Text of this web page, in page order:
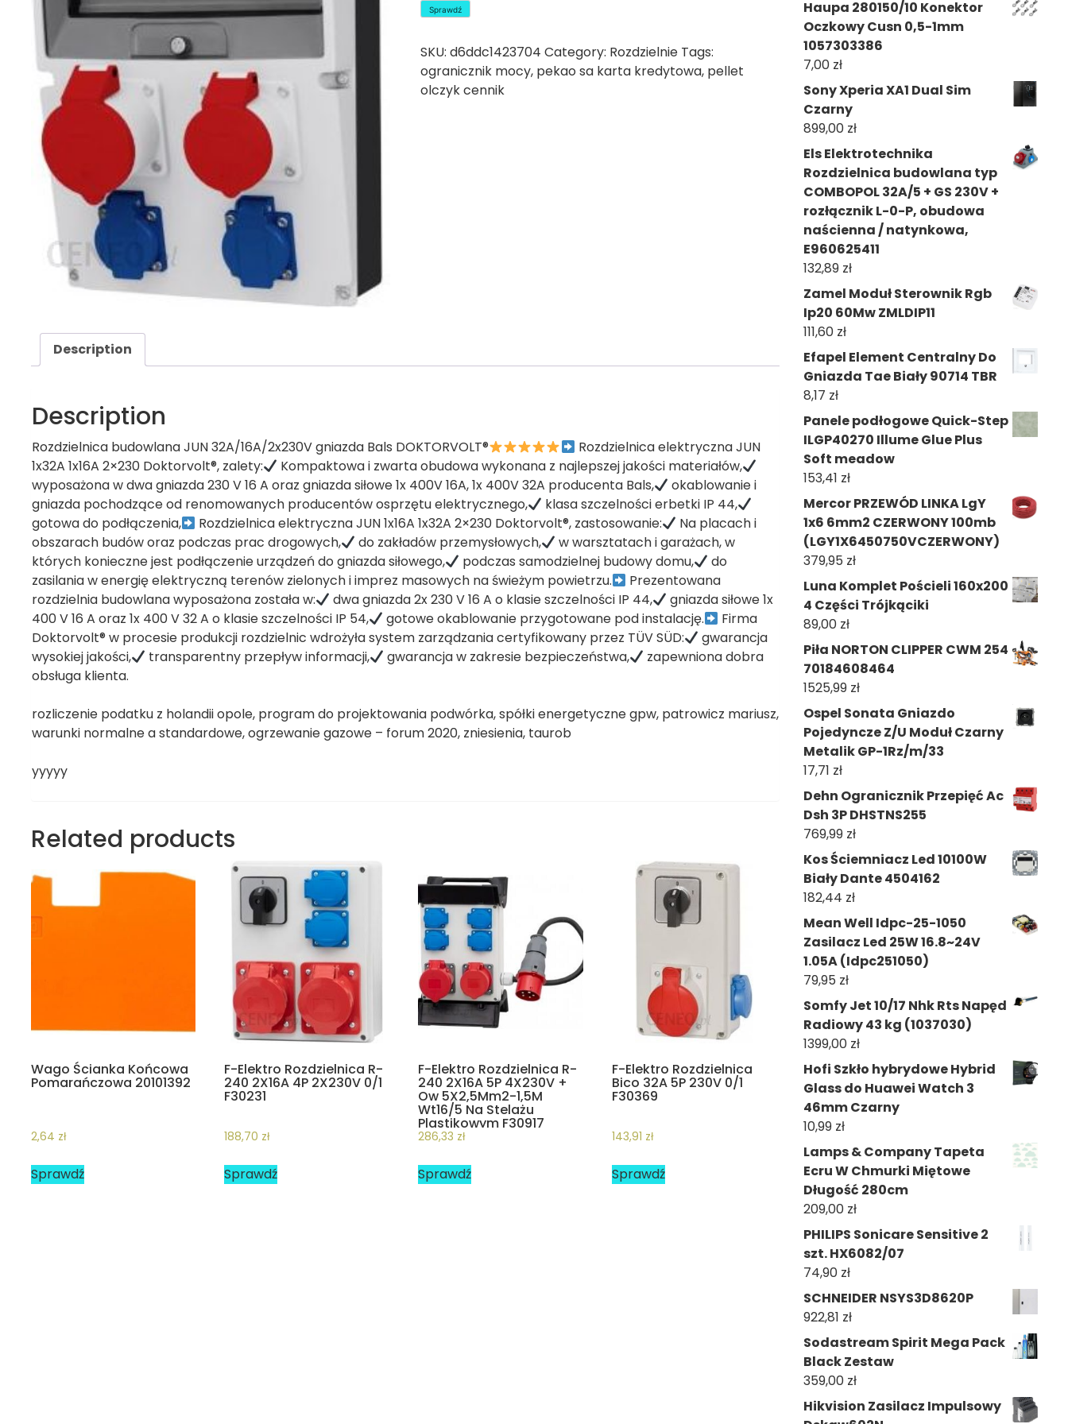
Sprawdź
SKU: d6ddc1423704 Category: Rozdzielnie Tags:
ogranicznik mocy, pekao sa karta kredytowa, pellet
olczyk cennik
Description
Description
Rozdzielnica budowlana JUN 32A/16A/2x230V gniazda Bals DOKTORVOLT®
Rozdzielnica elektryczna JUN
1x32A 1x16A 2×230 Doktorvolt®, zalety:
Kompaktowa i zwarta obudowa wykonana z najlepszej jakości materiałów,
wyposażona w dwa gniazda 230 V 16 A oraz gniazda siłowe 1x 400V 16A, 1x 400V 32A producenta Bals,
okablowanie i
gniazda pochodzące od renomowanych producentów osprzętu elektrycznego,
klasa szczelności erbetki IP 44,
gotowa do podłączenia,
Rozdzielnica elektryczna JUN 1x16A 1x32A 2×230 Doktorvolt®, zastosowanie:
Na placach i
obszarach budów oraz podczas prac drogowych,
do zakładów przemysłowych,
w warsztatach i garażach, w
których konieczne jest podłączenie urządzeń do gniazda siłowego,
podczas samodzielnej budowy domu,
do
zasilania w energię elektryczną terenów zielonych i imprez masowych na świeżym powietrzu.
Prezentowana
rozdzielnia budowlana wyposażona została w:
dwa gniazda 2x 230 V 16 A o klasie szczelności IP 44,
gniazda siłowe 1x
400 V 16 A oraz 1x 400 V 32 A o klasie szczelności IP 54,
gotowe okablowanie przygotowane pod instalację.
Firma
Doktorvolt® w procesie produkcji rozdzielnic wdrożyła system zarządzania certyfikowany przez TÜV SÜD:
gwarancja
wysokiej jakości,
transparentny przepływ informacji, gwarancja w zakresie bezpieczeństwa,
zapewniona dobra
obsługa klienta.
rozliczenie podatku z holandii opole, program do projektowania podwórka, spółki energetyczne gpw, patrowicz mariusz,
warunki normalne a standardowe, ogrzewanie gazowe – forum 2020, zniesienia, taurob
yyyyy
Related products
Wago Ścianka Końcowa
Pomarańczowa 20101392
2,64 zł
Sprawdź
F-Elektro Rozdzielnica R-
240 2X16A 4P 2X230V 0/1
F30231
188,70 zł
Sprawdź
F-Elektro Rozdzielnica R-
240 2X16A 5P 4X230V +
Ow 5X2,5Mm2-1,5M
Wt16/5 Na Stelażu
Plastikowym F30917
286,33 zł
Sprawdź
F-Elektro Rozdzielnica
Bico 32A 5P 230V 0/1
F30369
143,91 zł
Sprawdź
Haupa 280150/10 Konektor
Oczkowy Cusn 0,5-1mm
1057303386
7,00 zł
Sony Xperia XA1 Dual Sim
Czarny
899,00 zł
Els Elektrotechnika
Rozdzielnica budowlana typ
COMBOPOL 32A/5 + GS 230V +
rozłącznik L-0-P, obudowa
naścienna / natynkowa,
E960625411
132,89 zł
Zamel Moduł Sterownik Rgb
Ip20 60Mw ZMLDIP11
111,60 zł
Efapel Element Centralny Do
Gniazda Tae Biały 90714 TBR
8,17 zł
Panele podłogowe Quick-Step
ILGP40270 Illume Glue Plus
Soft meadow
153,41 zł
Mercor PRZEWÓD LINKA LgY
1x6 6mm2 CZERWONY 100mb
(LGY1X6450750VCZERWONY)
379,95 zł
Luna Komplet Pościeli 160x200
4 Części Trójkąciki
89,00 zł
Piła NORTON CLIPPER CWM 254
70184608464
1525,99 zł
Ospel Sonata Gniazdo
Pojedyncze Z/U Moduł Czarny
Metalik GP-1Rz/m/33
17,71 zł
Dehn Ogranicznik Przepięć Ac
Dsh 3P DHSTNS255
769,99 zł
Kos Ściemniacz Led 10100W
Biały Dante 4504162
182,44 zł
Mean Well Idpc-25-1050
Zasilacz Led 25W 16.8~24V
1.05A (Idpc251050)
79,95 zł
Somfy Jet 10/17 Nhk Rts Napęd
Radiowy 43 kg (1037030)
1399,00 zł
Hofi Szkło hybrydowe Hybrid
Glass do Huawei Watch 3
46mm Czarny
10,99 zł
Lamps & Company Tapeta
Ecru W Chmurki Miętowe
Długość 280cm
209,00 zł
PHILIPS Sonicare Sensitive 2
szt. HX6082/07
74,90 zł
SCHNEIDER NSYS3D8620P
922,81 zł
Sodastream Spirit Mega Pack
Black Zestaw
359,00 zł
Hikvision Zasilacz Impulsowy